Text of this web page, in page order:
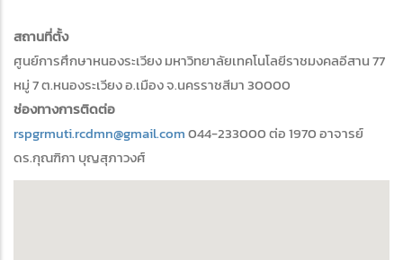
สถานที่ตั้ง
ศูนย์การศึกษาหนองระเวียง มหาวิทยาลัยเทคโนโลยีราชมงคลอีสาน 77
หมู่ 7 ต.หนองระเวียง อ.เมือง จ.นครราชสีมา 30000
ช่องทางการติดต่อ
rspgrmuti.rcdmn@gmail.com044-233000 ต่อ 1970 อาจารย์
ดร.กุณฑิกา บุญสุภาวงศ์